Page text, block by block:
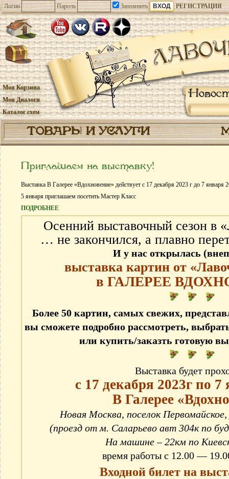
Логин Пароль Запомнить РЕГИСТРАЦИЯ
Моя Корзина
Мои Диалоги
Каталог схем
ТОВАРЫ И УСЛУГИ
Приглашаем на выставку!
Выставка В Галерее «Вдохновение» действует с 17 декабря 2023 г до 7
5 января приглашаем посетить Мастер Класс
ПОДРОБНЕЕ
Осенний выставочный сезон в
… не закончился, а плавно
И у нас открылась
выставка картин от
в ГАЛЕРЕЕ
Более 50 картин, самых свежих,
вы сможете подробно рассмотреть,
или купить/заказть готовую
Выставка будет
с 17 декабря 2023г по 7
В Галерее
Новая Москва, поселок
(проезд от м. Саларьево авт 304к по
На машине – 22км по
время работы с 12.00 —
Входной билет на